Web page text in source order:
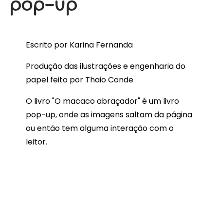
Escrito por Karina Fernanda
Produção das ilustrações e engenharia do
papel feito por Thaio Conde.
O livro "O macaco abraçador" é um livro
pop-up, onde as imagens saltam da página
ou então tem alguma interação com o
leitor.